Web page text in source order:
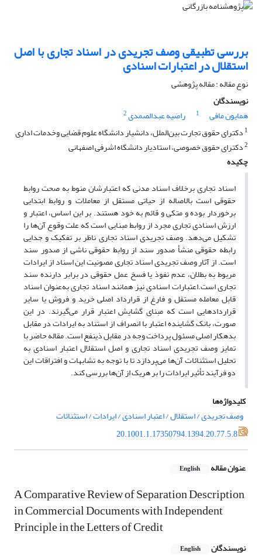
بررسی تطبیقی وصف تجریدی در اسناد تجاری با اصل
استقلال در اعتبارات اسنادی
نوع مقاله : مقاله پژوهشی
نویسندگان
همایون مافی
1 راضیه عبدالصمدی2
1 دکترای حقوق تجارت بین‌الملل، دانشیار دانشگاه علوم قضایی وخدمات اداری
2دکترای حقوق خصوصی، استادیار دانشگاه اشرفی اصفهانی
چکیده
اسناد تجاری برخلاف اسناد مدنی که اعتبارشان منوط به صحت روابط
حقوقی است بالاصاله از حیاتی مستقل از معاملات و روابط ابتدایی
برخوردار بوده و متکی و قائم به خود هستند. بر این اساس، اعتبار و
ارزش اسنادی تجاری مجرد از روابط مبنایی است که علت وقوع آن‌ها را
تشکیل می‌دهد. وصف تجریدی اسناد تجاری ناظر بر تفکیک و جدایی
رابطه حقوقی منشأ صدور سند از روابط حقوقی ناشی از صدور سند
است. از آثار وصف تجریدی اسناد تجاری مصونیت این اسناد از ایرادات
مربوط به بطلان، عدم نفوذ یا فسخ عمل حقوقی در برابر دارنده سند
تجاری است.اعتبارات اسنادی نیز همانند اسناد تجاری به‌عنوان اسناد
قابل معامله مستقل و فارغ از قرارداد اصلی خرید و فروش یا سایر
قراردادهایی است که مبنای گشایش اعتبار قرار می‌گیرند. در این
صورت، بانک گشاینده اعتبار با انصراف از استناد به ایرادات در مقابل
بدهکار اصلی مسئول پرداخت وجه در مقابل ذینفع است. مقاله حاضر با
تمایز وصف تجریدی اسناد تجاری و اصل استقلال اعتبار اسنادی به
تحلیل استثنائات آن‌ها می‌پردازد تا با توجه به تشابهات و افتراقات این
دو فرآیند تأثیر ایرادات را بر هریک از آن‌ها بررسی کند.
کلیدواژه‌ها
وصف تجریدی / استقلال / اعتبار اسنادی / ایرادات / استثنائات
20.1001.1.17350794.1394.20.77.5.8
عنوان مقاله English
A Comparative Review of Separation Description
in Commercial Documents with Independent
Principle in the Letters of Credit
نویسندگان English